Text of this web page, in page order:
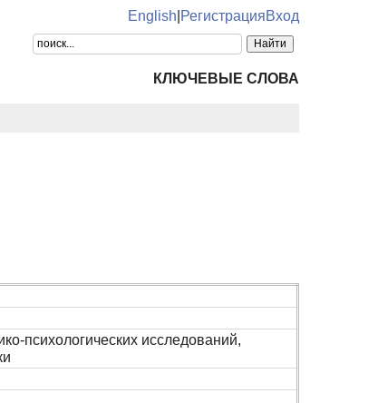
English РегистрацияВход
КЛЮЧЕВЫЕ СЛОВА
психологических исследований,